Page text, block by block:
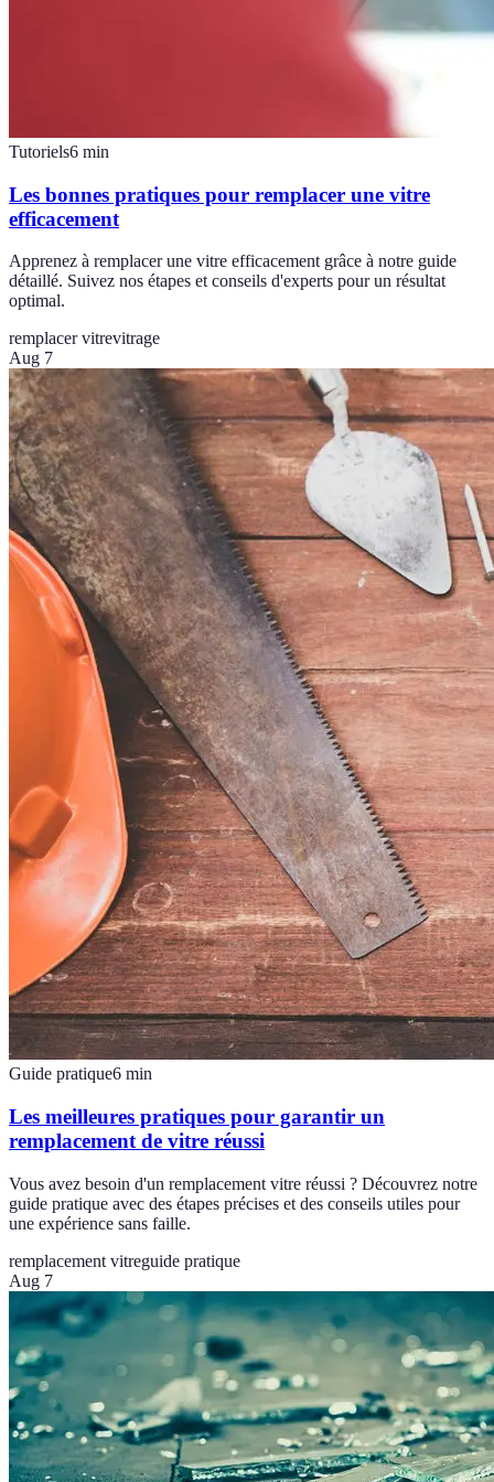
Tutoriels6 min
Les bonnes pratiques pour remplacer une vitre
efficacement
Apprenez à remplacer une vitre efficacement grâce à notre guide
détaillé. Suivez nos étapes et conseils d'experts pour un résultat
optimal.
remplacer vitrevitrage
Aug 7
Guide pratique6 min
Les meilleures pratiques pour garantir un
remplacement de vitre réussi
Vous avez besoin d'un remplacement vitre réussi ? Découvrez notre
guide pratique avec des étapes précises et des conseils utiles pour
une expérience sans faille.
remplacement vitreguide pratique
Aug 7